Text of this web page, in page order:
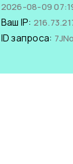
2026-08-09
Ваш IP:
ID запроса: